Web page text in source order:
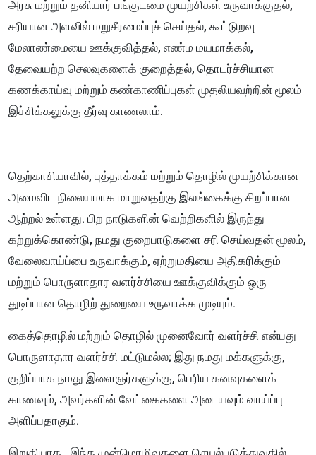
அரசு மற்றும் தனியார் பங்குடமை முயற்சிகள் உருவாக்குதல்,
சரியான அளவில் மறுசீரமைப்புச் செய்தல், கூட்டுறவு
மேலாண்மையை ஊக்குவித்தல், எண்ம மயமாக்கல்,
தேவையற்ற செலவுகளைக் குறைத்தல், தொடர்ச்சியான
கணக்காய்வு மற்றும் கண்காணிப்புகள் முதலியவற்றின் மூலம்
இச்சிக்கலுக்கு தீர்வு காணலாம்.
தெற்காசியாவில், புத்தாக்கம் மற்றும் தொழில் முயற்சிக்கான
அமைவிட நிலையமாக மாறுவதற்கு இலங்கைக்கு சிறப்பான
ஆற்றல் உள்ளது. பிற நாடுகளின் வெற்றிகளில் இருந்து
கற்றுக்கொண்டு, நமது குறைபாடுகளை சரி செய்வதன் மூலம்,
வேலைவாய்ப்பை உருவாக்கும், ஏற்றுமதியை அதிகரிக்கும்
மற்றும் பொருளாதார வளர்ச்சியை ஊக்குவிக்கும் ஒரு
துடிப்பான தொழிற் துறையை உருவாக்க முடியும்.
கைத்தொழில் மற்றும் தொழில் முனைவோர் வளர்ச்சி என்பது
பொருளாதார வளர்ச்சி மட்டுமல்ல; இது நமது மக்களுக்கு,
குறிப்பாக நமது இளைஞர்களுக்கு, பெரிய கனவுகளைக்
காணவும், அவர்களின் வேட்கைகளை அடையவும் வாய்ப்பு
அளிப்பதாகும்.